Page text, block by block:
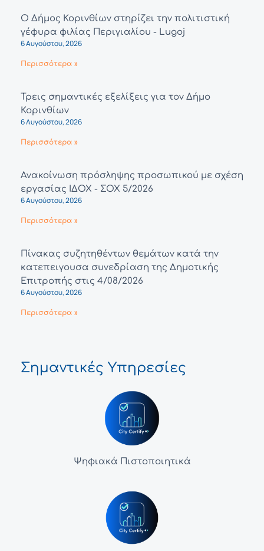
Ο Δήμος Κορινθίων στηρίζει την πολιτιστική
γέφυρα φιλίας Περιγιαλίου - Lugoj
6 Αυγούστου, 2026
Περισσότερα »
Τρεις σημαντικές εξελίξεις για τον Δήμο
Κορινθίων
6 Αυγούστου, 2026
Περισσότερα »
Ανακοίνωση πρόσληψης προσωπικού με σχέση
εργασίας ΙΔΟΧ - ΣΟΧ 5/2026
6 Αυγούστου, 2026
Περισσότερα »
Πίνακας συζητηθέντων θεμάτων κατά την
κατεπειγουσα συνεδρίαση της Δημοτικής
Επιτροπής στις 4/08/2026
6 Αυγούστου, 2026
Περισσότερα »
Σημαντικές Υπηρεσίες
Ψηφιακά Πιστοποιητικά